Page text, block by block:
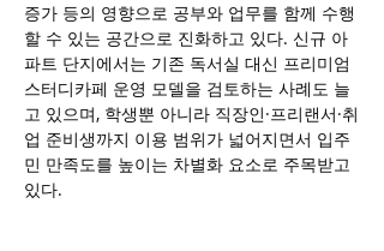
증가 등의 영향으로 공부와 업무를 함께 수행
할 수 있는 공간으로 진화하고 있다. 신규 아
파트 단지에서는 기존 독서실 대신 프리미엄
스터디카페 운영 모델을 검토하는 사례도 늘
고 있으며, 학생뿐 아니라 직장인·프리랜서·취
업 준비생까지 이용 범위가 넓어지면서 입주
민 만족도를 높이는 차별화 요소로 주목받고
있다.